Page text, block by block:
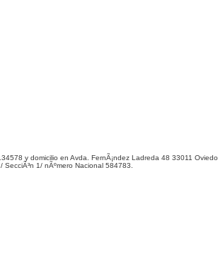
y domicilio en Avda. FernÃ¡ndez Ladreda 48 33011 Oviedo,
1/ nÃºmero Nacional 584783.